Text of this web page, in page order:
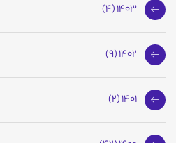
1403 (4)
1402 (9)
1401 (2)